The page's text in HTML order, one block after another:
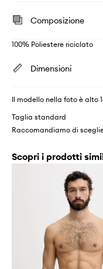
Composizione
100% Poliestere riciclato
Dimensioni
Il modello nella foto è alto
Taglia standard
Raccomandiamo di
Scopri i prodotti